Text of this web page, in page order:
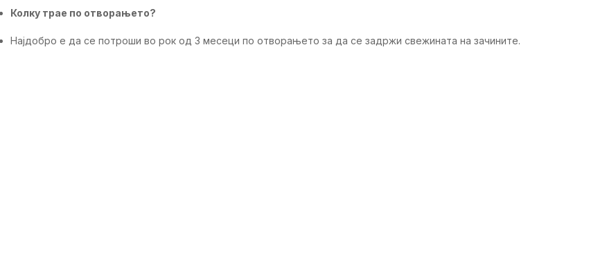
Колку трае по отворањето?
Најдобро е да се потроши во рок од 3 месеци по отворањето за да се задржи свежината на зачините.